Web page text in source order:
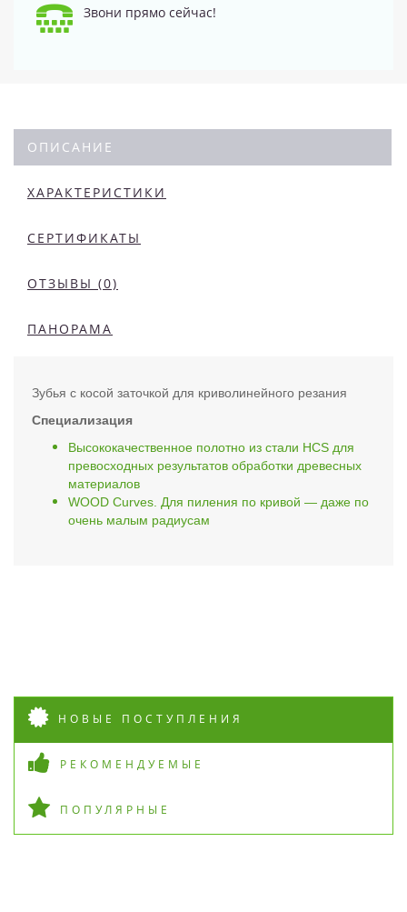
Звони прямо сейчас!
ОПИСАНИЕ
ХАРАКТЕРИСТИКИ
СЕРТИФИКАТЫ
ОТЗЫВЫ (0)
ПАНОРАМА
Зубья с косой заточкой для криволинейного резания
Специализация
Высококачественное полотно из стали HCS для
превосходных результатов обработки древесных
материалов
WOOD Curves. Для пиления по кривой — даже по
очень малым радиусам
НОВЫЕ ПОСТУПЛЕНИЯ
РЕКОМЕНДУЕМЫЕ
ПОПУЛЯРНЫЕ